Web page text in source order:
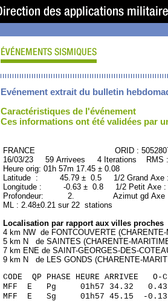
Evénement extrait du bulletin
Caractéristiques de l'événement
Ces informations ont été validées par
FRANCE ORID :
16/03/23 59 Arrivees 4 Iterations RMS
Heure orig: 01h 57m 17.45 ± 0.08
Latitude : 45.79 ± 0.5 1/2 Grand
Longitude : -0.63 ± 0.8 1/2 Petit Axe
Profondeur: 2. Azimut gd Axe :
ML : 2.48±0.21 sur 22 stations
Localisation par rapport aux villes proches
4 km NW de FONTCOUVERTE
5 km N de SAINTES (CHARENTE-
7 km ENE de SAINT-GEORGES-DES-
9 km N de LES GONDS (CHARENTE-
CODE QP PHASE HEURE
MFF E Pg 01h57
MFF E Sg 01h57 45.15 -